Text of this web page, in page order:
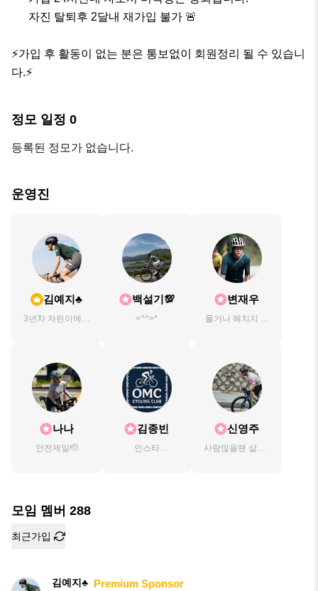
⚡️가입 후 활동이 없는 분은 통보없이 회원정리 될 수 있습니
다.⚡️
정모 일정 0
등록된 정모가 없습니다.
운영진
김예지♣️
3년차 자린이에요
백설기💯
<^^>*
변재우
물거나 헤치지 않
나나
안전제일🫡
김종빈
인스타
신영주
사람많을땐 살살~
모임 멤버 288
최근가입
김예지♣️ Premium Sponsor